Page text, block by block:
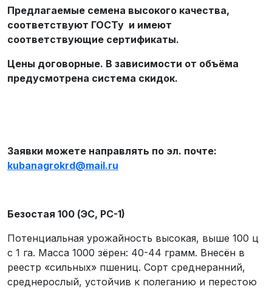
Предлагаемые семена высокого качества,
соответствуют ГОСТу и имеют
соответствующие сертификаты.
Цены договорные. В зависимости от объёма
предусмотрена система скидок.
Заявки можете направлять по эл. почте:
kubanagrokrd@mail.ru
Безостая 100 (ЭС, РС-1)
Потенциальная урожайность высокая, выше 100 ц
с 1 га. Масса 1000 зёрен: 40-44 грамм. Внесён в
реестр «сильных» пшениц. Сорт среднеранний,
среднерослый, устойчив к полеганию и перестою